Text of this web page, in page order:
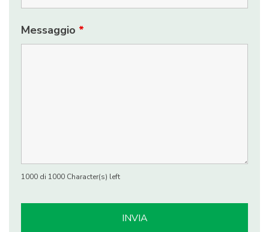
Messaggio *
1000 di 1000 Character(s) left